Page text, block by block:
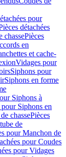
pour
détachées
chassePièces
en
et cache-
Vidages pour
Siphons pour
Siphons en forme
Siphons à
pour Siphons en
chassePièces
de
pour Manchon de
pour Coudes
pour Vidages